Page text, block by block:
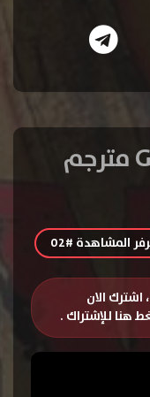
المشاهدة #02
اشترك الان
هنا للإشتراك .